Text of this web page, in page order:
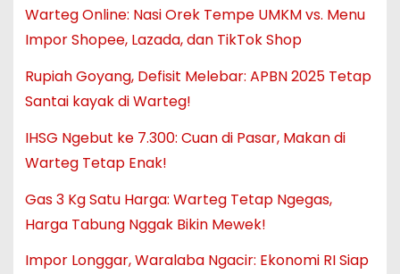
Warteg Online: Nasi Orek Tempe UMKM vs. Menu
Impor Shopee, Lazada, dan TikTok Shop
Rupiah Goyang, Defisit Melebar: APBN 2025 Tetap
Santai kayak di Warteg!
IHSG Ngebut ke 7.300: Cuan di Pasar, Makan di
Warteg Tetap Enak!
Gas 3 Kg Satu Harga: Warteg Tetap Ngegas,
Harga Tabung Nggak Bikin Mewek!
Impor Longgar, Waralaba Ngacir: Ekonomi RI Siap